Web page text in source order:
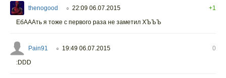
thenogood ○ 22:09 06.07.2015
+1
ЕбАААть я тоже с первого раза не заметил ХЪЪЪ
Pain91 ○ 19:49 06.07.2015
0
:DDD